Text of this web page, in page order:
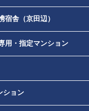
宿舎（京田辺）
用・指定マンション
ション